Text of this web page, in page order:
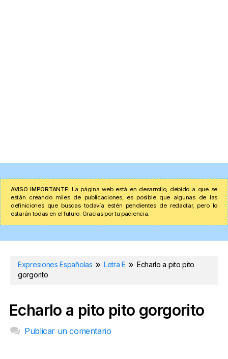
AVISO IMPORTANTE: La página web está en desarrollo, debido a que se
están creando miles de publicaciones, es posible que algunas de las
definiciones que buscas todavía estén pendientes de redactar, pero lo
estarán todas en el futuro. Gracias por tu paciencia.
Expresiones Españolas Letra E
Echarlo a pito pito
gorgorito
Echarlo a pito pito gorgorito
Publicar un comentario